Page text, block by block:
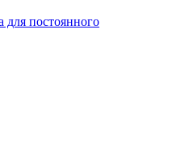
для постоянного